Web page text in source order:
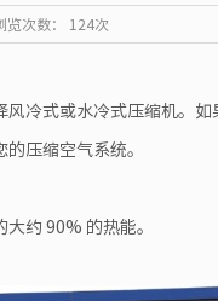
览次数： 124次
冷式或水冷式压缩机。如
压缩空气系统。
约 90% 的热能。